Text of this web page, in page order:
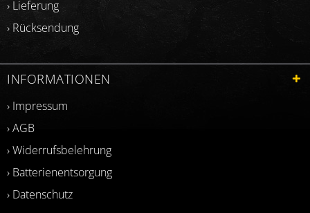
› Lieferung
› Rücksendung
INFORMATIONEN
› Impressum
› AGB
› Widerrufsbelehrung
› Batterienentsorgung
› Datenschutz